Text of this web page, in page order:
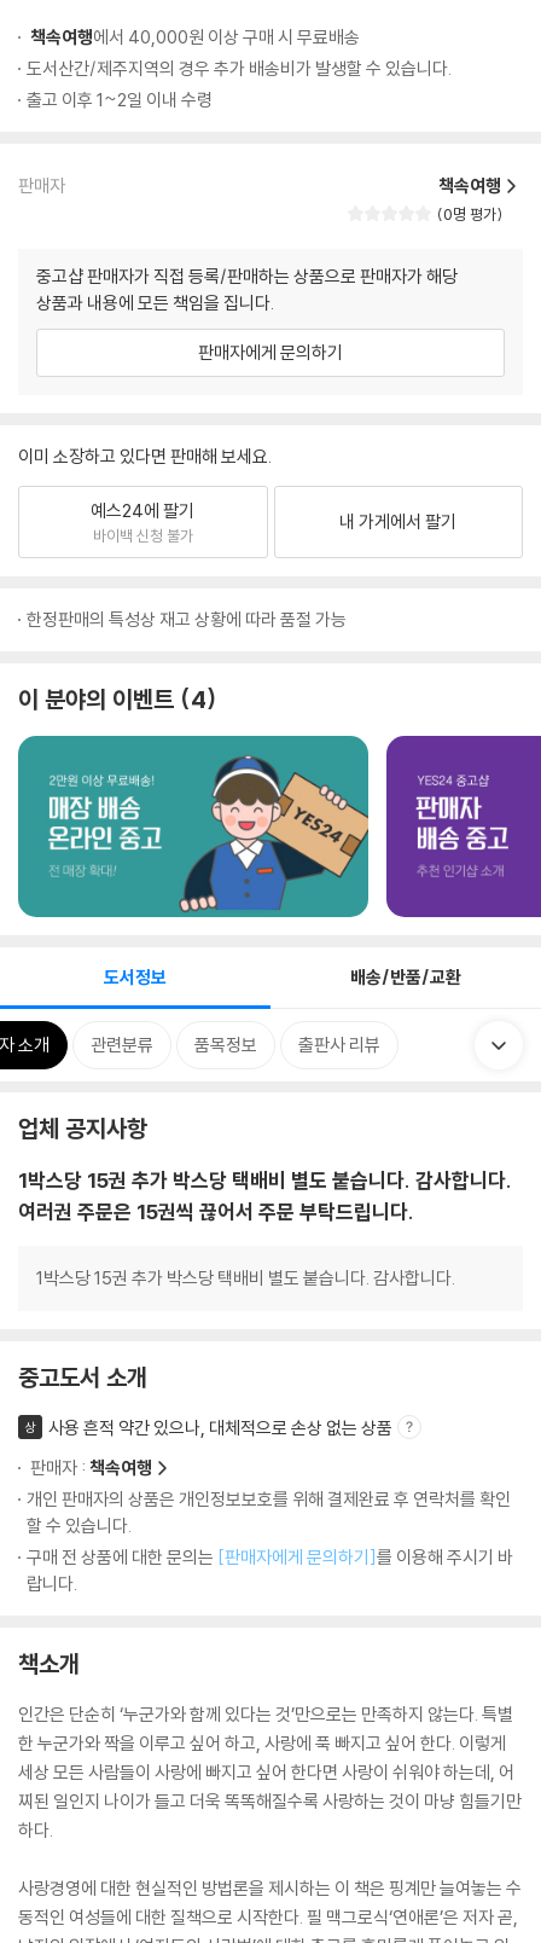
책속여행에서 40,000원 이상 구매 시 무료배송
도서산간/제주지역의 경우 추가 배송비가 발생할 수 있습니다.
출고 이후 1~2일 이내 수령
판매자 책속여행
0명 평가
중고샵 판매자가 직접 등록/판매하는 상품으로 판매자가 해당
상품과 내용에 모든 책임을 집니다.
판매자에게 문의하기
이미 소장하고 있다면 판매해 보세요.
예스24에 팔기
바이백 신청 불가
내 가게에서 팔기
한정판매의 특성상 재고 상황에 따라 품절 가능
이 분야의 이벤트 4
도서정보 배송/반품/교환
소개 관련분류 품목정보 출판사 리뷰
업체 공지사항
1박스당 15권 추가 박스당 택배비 별도 붙습니다. 감사합니다.
여러권 주문은 15권씩 끊어서 주문 부탁드립니다.
1박스당 15권 추가 박스당 택배비 별도 붙습니다. 감사합니다.
중고도서 소개
상
사용 흔적 약간 있으나, 대체적으로 손상 없는 상품
판매자 : 책속여행
개인 판매자의 상품은 개인정보보호를 위해 결제완료 후 연락처를 확인
할 수 있습니다.
구매 전 상품에 대한 문의는 [판매자에게 문의하기]를 이용해 주시기 바
랍니다.
책소개
인간은 단순히 ‘누군가와 함께 있다는 것’만으로는 만족하지 않는다. 특별
한 누군가와 짝을 이루고 싶어 하고, 사랑에 푹 빠지고 싶어 한다. 이렇게
세상 모든 사람들이 사랑에 빠지고 싶어 한다면 사랑이 쉬워야 하는데, 어
찌된 일인지 나이가 들고 더욱 똑똑해질수록 사랑하는 것이 마냥 힘들기만
하다.
사랑경영에 대한 현실적인 방법론을 제시하는 이 책은 핑계만 늘여놓는 수
동적인 여성들에 대한 질책으로 시작한다. 필 맥그로식‘연애론’은 저자 곧,